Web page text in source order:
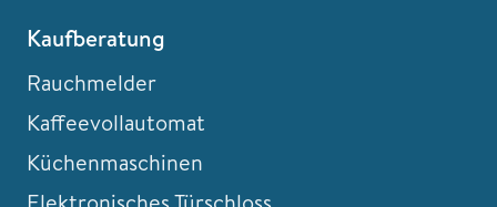
Kaufberatung
Rauchmelder
Kaffeevollautomat
Küchenmaschinen